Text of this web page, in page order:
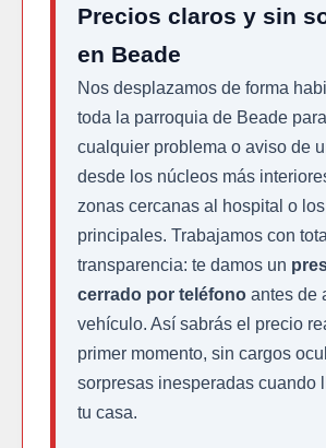
Precios claros y sin
en Beade
Nos desplazamos de forma
toda la parroquia de Beade
cualquier problema o aviso de
desde los núcleos más
zonas cercanas al hospital o
principales. Trabajamos con total
transparencia: te damos un
cerrado por teléfono antes de
vehículo. Así sabrás el precio
primer momento, sin cargos
sorpresas inesperadas cuando
tu casa.